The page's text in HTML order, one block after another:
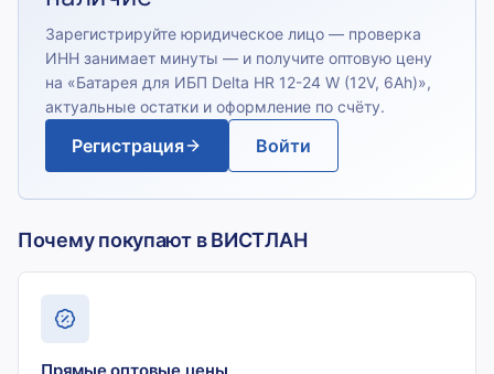
Зарегистрируйте юридическое лицо — проверка
ИНН занимает минуты — и получите оптовую цену
на «Батарея для ИБП Delta HR 12-24 W (12V, 6Ah)»,
актуальные остатки и оформление по счёту.
Регистрация Войти
Почему покупают в ВИСТЛАН